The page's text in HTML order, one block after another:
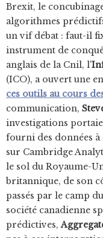
Brexit, le
algorithmes
un vif débat : faut-il
instrument de
anglais de la Cnil, l'
(ICO), a ouvert une
ces outils au cours
communication,
investigations
fourni des données
sur Cambridge
le sol du Royaume-
britannique, de son
passés par le camp
société canadienne
prédictives,